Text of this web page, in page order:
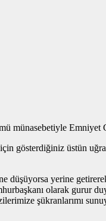
münasebetiyle
gösterdiğiniz üstün
yerine
olarak gurur
şükranlarımı